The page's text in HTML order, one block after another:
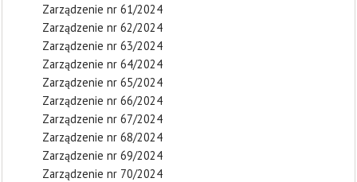
Zarządzenie nr 61/2024
Zarządzenie nr 62/2024
Zarządzenie nr 63/2024
Zarządzenie nr 64/2024
Zarządzenie nr 65/2024
Zarządzenie nr 66/2024
Zarządzenie nr 67/2024
Zarządzenie nr 68/2024
Zarządzenie nr 69/2024
Zarządzenie nr 70/2024